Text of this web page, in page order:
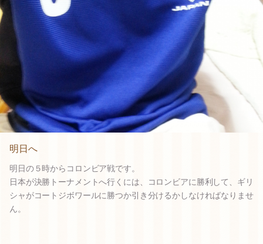
明日へ
明日の５時からコロンビア戦です。
日本が決勝トーナメントへ行くには、コロンビアに勝利して、ギリ
シャがコートジボワールに勝つか引き分けるかしなければなりませ
ん。